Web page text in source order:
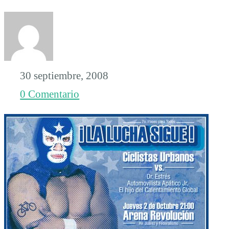
30 septiembre, 2008
0 Comentario